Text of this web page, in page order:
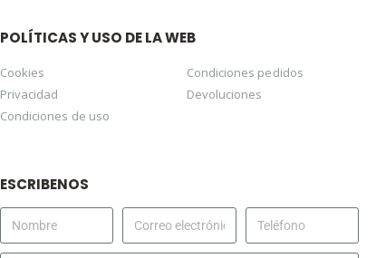
POLÍTICAS Y USO DE LA WEB
Cookies
Privacidad
Condiciones de uso
Condiciones pedidos
Devoluciones
ESCRIBENOS